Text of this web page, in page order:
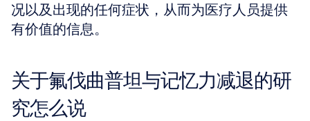
况以及出现的任何症状，从而为医疗人员提供
有价值的信息。
关于氟伐曲普坦与记忆力减退的研
究怎么说